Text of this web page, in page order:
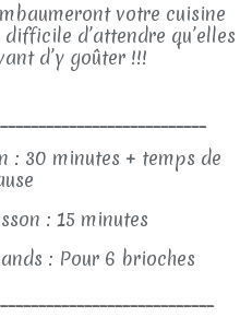
votre cuisine
d’attendre qu’elles
d’y goûter !!!
: 30 minutes + temps de
: 15 minutes
: Pour 6 brioches